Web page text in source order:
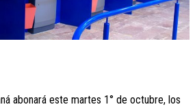
abonará este martes 1° de octubre, los